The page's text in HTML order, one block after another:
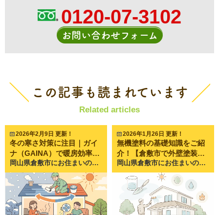
0120-07-3102
お問い合わせフォーム
この記事も読まれています
Related articles
2026年2月9日 更新！
冬の寒さ対策に注目｜ガイ
ナ（GAINA）で暖房効率を
高め、光熱費を抑える断熱
塗装とは？
岡山県倉敷市にお住まいのみなさま、こんにちは。 倉敷市を拠点に外壁塗装・屋根塗装を行っているペイントプロ美達です。 冬になると、 ・暖房をつけても部屋がなかなか暖まらない ・朝起きると窓や壁に結露が発生している ・電気代やガス代が高くなり、暖房を我慢してしまう このようなお悩みを感じている方は多いのではないでしょうか。 倉敷市は岡山県内でも比較的温暖な地域ですが、それでも冬場は朝晩を中心に冷え込みます。 特に築年数が経過した住宅では、家の中に入ると「外より寒く感じる」といったケースも珍しくありません。 その原因は、暖房器具ではなく建物そのものにある場合が多いのです。 冬の寒さの原因は外壁と屋根から逃げる熱 室内で暖房によって暖められた空気は、時間とともに外へ逃げていきます。 その主な逃げ道となるのが、外壁や屋根といった建物の外側部分です。 外壁塗装や屋根塗装を長期間行っていない住宅では、塗膜が劣化し、本来の保護性能が低下しています。 その結果、外気温の影響を受けやすくなり、冬は室内の暖かさが外へ流れ出てしまいます。 暖房を強くしても足元が寒い、エアコンを止めるとすぐ冷えるといった症状は、断熱性能の低下が原因であることが多いのです。 こうした状況を改善する方法として、近年注目されているのが断熱性能を持つ塗料を使った外壁塗装・屋根塗装です。 ガイナ（GAINA）とはどんな塗料なのか ガイナは、宇宙開発の分野で研究された断熱技術を応用して誕生した高機能塗料です。 一般的な塗料は外観を整え、雨風や紫外線から建物を守る役割が中心ですが、ガイナは熱の移動そのものを抑えるという特徴を持っています。 塗膜の中には非常に細かな特殊セラミックが含まれており、この粒子が熱の伝導や放射を抑制します。 そのため、冬は室内の暖かさを外に逃がしにくく、夏は外からの熱を室内に伝えにくくなります。 倉敷市でも、外壁塗装や屋根塗装の際にガイナを選ばれる方が増えており、見た目の美しさだけでなく住まいの快適性を重視する傾向が強まっています。 外壁塗装・屋根塗装で実感しやすい冬の効果 ガイナを使用した外壁塗装・屋根塗装では、冬場にさまざまな変化を実感される方が多くいらっしゃいます。 まず、暖房の効きが良くなります。 エアコンやファンヒーターを使った際、部屋が暖まるまでの時間が短くなり、その暖かさが持続しやすくなります。 倉敷市の住宅では、築15年から25年ほど経過している建物が多く、当時の断熱基準では現在ほど性能が高くありません。 そのような住宅で外壁塗装にガイナを採用すると、室内の温度変化が穏やかになり、朝晩の冷え込みによる不快感が軽減されやすくなります。 また、屋根塗装でガイナを施工した場合、屋根面から伝わる冷気が抑えられ、最上階や吹き抜けのある住宅でも寒さを感じにくくなります。 屋根は外気の影響を最も受けやすい部分の一つであり、ここを対策することで住まい全体の快適性が大きく変わります。 さらに、結露の軽減も期待できます。 壁や天井の表面温度が安定することで、室内外の温度差が小さくなり、結露の発生が抑えられます。 結露が減ることで、カビやダニの発生リスクが下がり、健康面でも安心につながります。 防音性の向上もガイナの特徴 ガイナは断熱性能だけでなく、防音性にも優れています。 塗膜が音の振動を吸収・緩和するため、外からの車の走行音や生活音がやわらいだと感じる方も少なくありません。 特に屋根塗装でガイナを使用した場合、雨音が静かになったという声は倉敷市でも多く聞かれます。 夜間や雨の日でも落ち着いて過ごしやすくなる点は、大きなメリットの一つです。 ガイナは冬だけでなく一年を通して効果を発揮 ガイナは冬の寒さ対策として注目されがちですが、実際には一年中効果を発揮する塗料です。 夏場は屋根や外壁から伝わる熱を抑え、室内温度の上昇を防ぎます。 外壁塗装・屋根塗装によって建物の断熱性能を底上げすることで、冷暖房に頼りすぎない住まいづくりが可能になります。 冷暖房の使用時間が減れば、電気代やガス代の削減にもつながります。 倉敷市でも、毎月の光熱費を見直したいという理由からガイナを検討される方が増えており、長期的な視点での住まいのメンテナンスとして選ばれています。 外壁・屋根だけでなく室内にも施工可能 ガイナは外壁塗装・屋根塗装だけでなく、室内の壁や天井にも施工できます。 最上階の部屋や北側の部屋など、冬に特に冷えやすい空間では、室内施工によって体感温度が大きく変わるケースもあります。 倉敷市の住宅構造や生活スタイルに合わせて、外部のみ施工するのか、室内も含めるのかを検討することが大切です。 ガイナは汚れやすいという噂の真実 インターネット上では、ガイナは汚れやすいという情報を見かけることがあります。 しかし、その多くは施工方法が適切でなかったケースによるものです。 ガイナはメーカーが定める塗布量や工程を守らなければ、本来の性能を発揮できません。 塗膜が薄い状態では、汚れが付着しやすくなる場合があります。 外壁塗装・屋根塗装でガイナを選ぶ際は、塗料の特性を理解し、正しい施工ができる業者を選ぶことが重要です。 ガイナを選ぶ前に知っておきたい注意点 ガイナには多くのメリットがありますが、事前に知っておきたい特徴もあります。 ・色の選択肢が限られている ・艶のないマットな仕上がりになる ・表面にややざらつきが出る これらはガイナ特有の性質であり、欠点ではありません。 理解したうえで選ぶことで、外壁塗装・屋根塗装後の後悔を防ぐことができます。 まとめ｜冬の寒さ対策は塗装から見直すという選択 冬の寒さ対策というと暖房器具の性能に目が向きがちですが、建物そのものの性能を高めることも非常に重要です。 外壁塗装や屋根塗装によって断熱性能を向上させることで、快適さと省エネの両立が可能になります。 倉敷市で外壁塗装・屋根塗装をご検討中の方は、断熱塗料ガイナという選択肢もぜひご検討ください。 住まいの状態に合わせたご提案は、ペイントプロ美達までお気軽にご相談ください。 ▼▼▼お問い合わせはこちらから▼▼▼ ↓↓↓無料で見積相談してみませんか？↓↓↓ お電話でのお問い合わせはこちら⇒0120-07-3102 ホームページからのお問い合わせはこちら⇒お問い合わせフォーム ペイントプロ美達は岡山県倉敷市を中心に高品質な 屋根塗装・外壁塗装・雨漏り工事・防水工事をご提供する専門店です
2026年1月26日 更新！
無機塗料の基礎知識をご紹
介！【倉敷市で外壁塗装を
するなら】
岡山県倉敷市にお住まいの皆さま、こんにちは。 倉敷市を中心に外壁塗装・屋根塗装を行っております、塗装専門店「ペイントプロ美達」です。 外壁塗装や屋根塗装をご検討中の方で、見積書やインターネットの情報を見ていると「無機塗料」という言葉を目にする機会が増えてきたのではないでしょうか。 最近では「耐久性が高い」「長持ちする」「次の塗り替えまでの期間が長い」といった説明とともに、倉敷市内でも無機塗料をおすすめされるケースが多くなっています。 ただ一方で、「無機塗料って何がどう違うの？」「名前は聞くけれど、正直よく分からない」という声も多くいただきます。 そこで今回は、外壁塗装・屋根塗装をご検討中の方に向けて、無機塗料の基礎知識をできるだけ分かりやすくご紹介していきます。 無機塗料の「無機」とは何か まず最初に、「無機」という言葉そのものについて整理しておきましょう。 私たちの身の回りにある物質は、大きく分けて有機物と無機物の二つに分類されます。この違いはとてもシンプルで、「炭素を含んでいるかどうか」が基準になります。 炭素を含むものは有機物に分類され、代表的な例としては木材、紙、プラスチック、油脂類などが挙げられます。有機物の多くは、熱を加えると燃えたり、時間の経過とともに劣化しやすいという特徴を持っています。 一方、炭素を含まないものが無機物です。水や金属、ガラス、石、セラミックなどが無機物にあたります。無機物は燃えにくく、紫外線や熱による変化が少ないという性質を持っています。 この「無機物の性質」を塗料に取り入れたものが、無機塗料と呼ばれている塗料です。 無機成分が塗料に使われる理由 外壁や屋根が劣化する主な原因は、雨風、紫外線、温度変化です。特に倉敷市のように夏場の紫外線が強く、梅雨や台風の影響も受けやすい地域では、外壁塗装や屋根塗装に使われる塗料の耐候性がとても重要になります。 従来の塗料は有機成分が主体となっているため、どうしても紫外線の影響を受けやすく、年月とともに色あせや劣化が進んでしまいます。 そこで、紫外線に強く、劣化しにくい無機成分を塗料に配合することで、耐久性を高めたものが無機塗料なのです。 ガラスが長い年月を経ても燃えたり、ボロボロになったりしないことをイメージしていただくと、無機成分の強さが分かりやすいかもしれません。 無機塗料の主なメリット 無機塗料が外壁塗装・屋根塗装で注目されている理由は、その耐久性の高さにあります。ここでは、代表的なメリットを整理してみましょう。 まず一つ目は、紫外線に強く劣化しにくいという点です。 無機成分は紫外線の影響を受けにくいため、塗膜の分解が起こりにくく、結果として外壁や屋根の美観を長期間保ちやすくなります。 二つ目は、カビや苔が発生しにくい点です。 有機物はカビや苔の栄養源になりやすいですが、無機成分が多く含まれている塗料は、微生物が繁殖しにくい環境を作ることができます。倉敷市のように湿気の多い地域では、外壁塗装において大きなメリットとなります。 三つ目は、燃えにくい性質を持っている点です。 無機物は加熱しても燃えにくいため、万が一の火災時にも延焼リスクを抑える効果が期待できます。外壁塗装や屋根塗装において、防災面を意識される方にも安心材料となります。 このような理由から、「一度塗装したら、できるだけ長く持たせたい」「次の塗り替えまでの期間を延ばしたい」という方には、無機塗料は非常に相性の良い選択肢といえます。 無機塗料を選ぶ際の注意点 ここまでお読みいただくと、「無機塗料はとても優れた塗料」という印象を持たれたかもしれません。ただし、外壁塗装・屋根塗装においては、メリットだけでなく注意点も理解しておくことが大切です。 まず知っておいていただきたいのが、「耐久年数の表記はメーカーごとに基準が異なる」という点です。 塗料の耐久年数は、実際に屋外で何十年も試験するわけではなく、人工的な光を当てて劣化の進み具合を測る促進耐候性試験によって算出されています。 試験方法にはいくつか種類があり、どの試験を採用しているかによって数値の出方が変わります。そのため、倉敷市で外壁塗装の見積もりを比較する際には、耐久年数の数字だけで判断せず、試験方法や塗料の仕様も確認することが大切です。 次に重要なポイントとして、「無機成分100％の塗料は存在しない」という点があります。 塗料には、塗膜を形成し外壁や屋根に密着させるための樹脂成分が必要不可欠です。住宅用の外壁塗装や屋根塗装では、シリコン系やフッ素系などの樹脂が使われています。 無機塗料とは、無機成分と有機樹脂を組み合わせたハイブリッド型の塗料です。無機成分の配合割合は公表されていないことが多く、「無機塗料」という名称だけで性能を判断するのは注意が必要です。 塗料だけでなく施工品質も重要 外壁塗装や屋根塗装は、どれだけ高性能な塗料を選んでも、施工が適切でなければ本来の性能を発揮することはできません。 下地処理が不十分だったり、塗装工程や乾燥時間が守られていなかったりすると、耐久性は大きく低下してしまいます。 倉敷市で外壁塗装・屋根塗装をご検討される際は、塗料の種類だけでなく、施工内容や管理体制についても必ず確認するようにしましょう。 どのような工程で工事が進むのか、誰が品質を管理するのかといった点は、業者選びの重要な判断材料になります。 ペイントプロ美達では、倉敷市の気候や建物の状態を踏まえたうえで、外壁塗装・屋根塗装に最適な塗料と施工方法をご提案しております。無機塗料についても、メリット・デメリットをしっかりご説明したうえで、ご納得いただけるプランをご案内しています。 無機塗料が気になっている方、外壁塗装や屋根塗装で後悔したくない方は、ぜひ一度ペイントプロ美達までご相談ください。 お住まいを長く守るための最適な選択を、倉敷市密着の塗装店として全力でサポートいたします。 ▼▼▼お問い合わせはこちらから▼▼▼ ↓↓↓無料で見積相談してみませんか？↓↓↓ お電話でのお問い合わせはこちら⇒0120-07-3102 ホームページからのお問い合わせはこちら⇒お問い合わせフォーム ペイントプロ美達は岡山県倉敷市を中心に高品質な 屋根塗装・外壁塗装・雨漏り工事・防水工事をご提供する専門店です